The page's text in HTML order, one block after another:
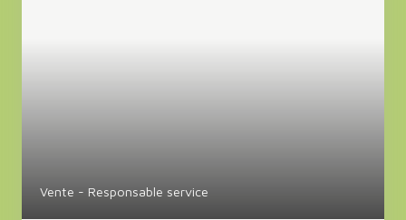
Vente - Responsable service